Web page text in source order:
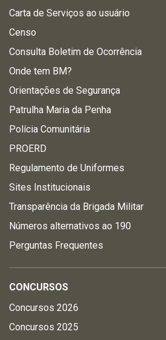
Carta de Serviços ao usuário
Censo
Consulta Boletim de Ocorrência
Onde tem BM?
Orientações de Segurança
Patrulha Maria da Penha
Polícia Comunitária
PROERD
Regulamento de Uniformes
Sites Institucionais
Transparência da Brigada Militar
Números alternativos ao 190
Perguntas Frequentes
CONCURSOS
Concursos 2026
Concursos 2025